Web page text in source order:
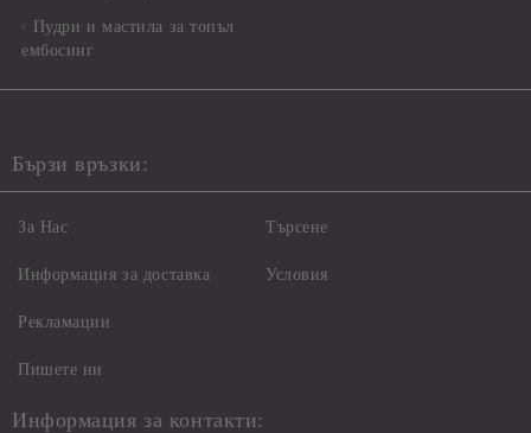
Пудри и мастила за топъл
ембосинг
Бързи връзки:
За Нас
Информация за доставка
Рекламации
Пишете ни
Търсене
Условия
Информация за контакти: